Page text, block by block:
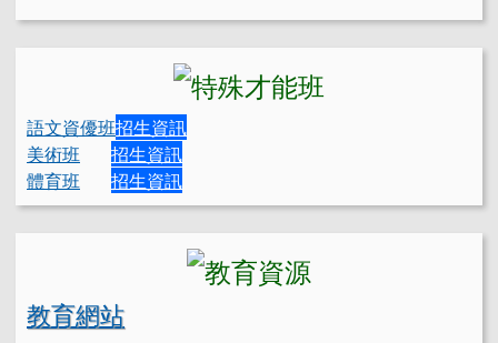
語文資優班招生資訊
美術班
招生資訊
體育班
招生資訊
教育網站